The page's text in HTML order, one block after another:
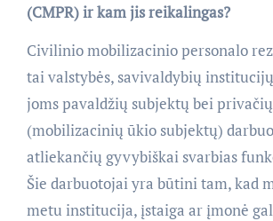
(CMPR) ir kam jis reikalingas?
Civilinio mobilizacinio personalo
tai valstybės, savivaldybių
joms pavaldžių subjektų bei
(mobilizacinių ūkio subjektų)
atliekančių gyvybiškai svarbias
Šie darbuotojai yra būtini tam, kad
metu institucija, įstaiga ar įmonė